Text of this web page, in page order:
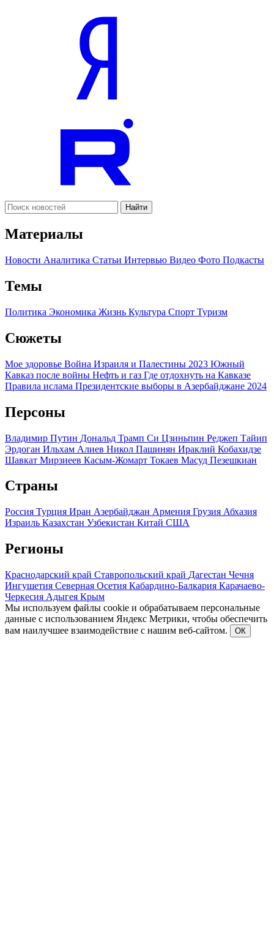
Найти
Материалы
Новости Аналитика Статьи Интервью Видео Фото Подкасты
Темы
Политика Экономика Жизнь Культура Спорт Туризм
Сюжеты
Мое здоровье Война Израиля и Палестины 2023 Южный
Кавказ после войны Нефть и газ Где отдохнуть на Кавказе
Правила ислама Президентские выборы в Азербайджане 2024
Персоны
Владимир Путин Дональд Трамп Си Цзиньпин Реджеп Тайип
Эрдоган Ильхам Алиев Никол Пашинян Ираклий Кобахидзе
Шавкат Мирзиеев Касым-Жомарт Токаев Масуд Пезешкиан
Страны
Россия Турция Иран Азербайджан Армения Грузия Абхазия
Израиль Казахстан Узбекистан Китай США
Регионы
Краснодарский край Ставропольский край Дагестан Чечня
Ингушетия Северная Осетия Кабардино-Балкария Карачаево-
Черкесия Адыгея Крым
Мы используем файлы cookie и обрабатываем персональные
данные с использованием Яндекс Метрики, чтобы обеспечить
вам наилучшее взаимодействие с нашим веб-сайтом.
ОК